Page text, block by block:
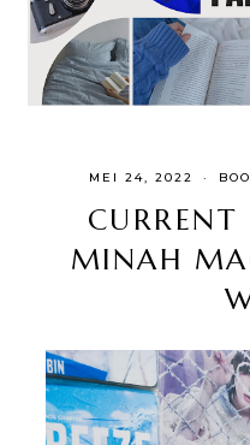
MEI 24, 2022 ·
MINAH